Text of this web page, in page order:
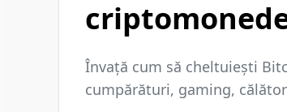
criptomonede
Învață cum să cheltuiești
cumpărături, gaming,